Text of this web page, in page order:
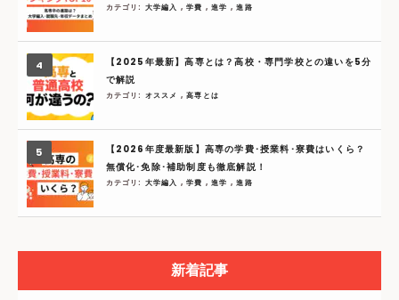
カテゴリ: 大学編入 ,学費 ,進学 ,進路
【2025年最新】高専とは？高校・専門学校との違いを5分
で解説
カテゴリ: オススメ ,高専とは
【2026年度最新版】高専の学費･授業料･寮費はいくら？
無償化･免除･補助制度も徹底解説！
カテゴリ: 大学編入 ,学費 ,進学 ,進路
新着記事